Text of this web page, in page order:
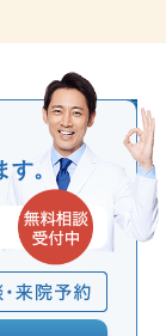
す。